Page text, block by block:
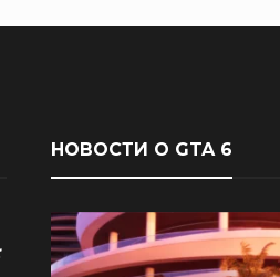
НОВОСТИ О GTA 6